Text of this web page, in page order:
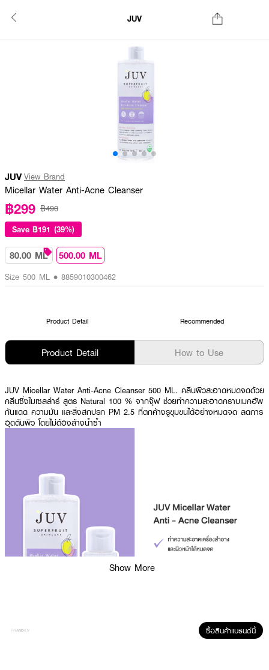
JUV
JUV View Brand
Micellar Water Anti-Acne Cleanser
฿299 ฿490
Save ฿191 (39%)
80.00 ML 500.00 ML
Size 500 ML • 8859010300462
Product Detail Recommended
Product Detail How to Use
JUV Micellar Water Anti-Acne Cleanser 500 ML. คลีนผิวสะอาดหมดจดด้วย
คลีนซิ่งไมเซลล่าร์ สูตร Natural 100 % จากจุ๊ฟ ช่วยทำความสะอาดคราบเมคอัพ
กันแดด ความมัน และสิ่งสกปรก PM 2.5 ที่ตกค้างรูขุมขนได้อย่างหมดจด ลดการ
อุดตันผิว โดยไม่ต้องล้างน้ำซ้ำ
Show More
ซื้อสินค้าแบรนด์นี้